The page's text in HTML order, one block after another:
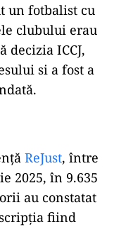
un fotbalist cu
clubului erau
decizia ICCJ,
si a fost a
ReJust, între
2025, în 9.635
au constatat
fiind